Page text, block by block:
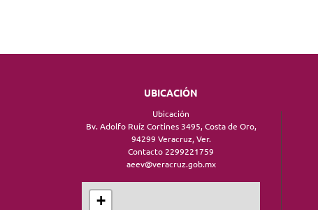
UBICACIÓN
Ubicación
Bv. Adolfo Ruíz Cortines 3495, Costa de Oro,
94299 Veracruz, Ver.
Contacto 2299221759
aeev@veracruz.gob.mx
+